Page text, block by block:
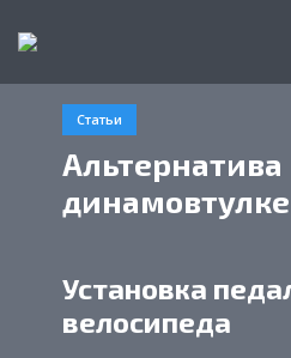
Статьи
Альтернатива
динамовтулке
Установка
велосипеда